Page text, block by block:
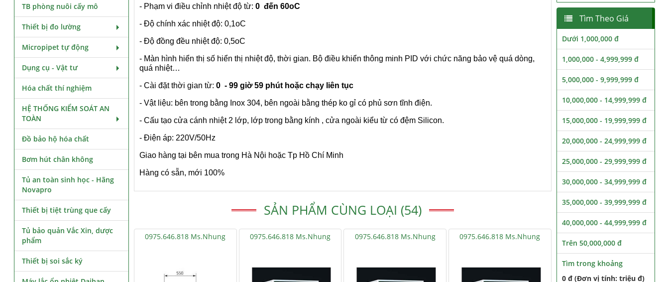
- Phạm vi điều chỉnh nhiệt độ từ: 0 đến 60oC
- Độ chính xác nhiệt độ: 0,1oC
- Độ đồng đều nhiệt độ: 0,5oC
- Màn hình hiển thị số hiển thị nhiệt độ, thời gian. Bộ điều khiển thông minh PID với chức năng bảo vệ quá dòng,
quá nhiệt…
- Cài đặt thời gian từ: 0 - 99 giờ 59 phút hoặc chạy liên tục
- Vật liệu: bên trong bằng Inox 304, bên ngoài bằng thép ko gỉ có phủ sơn tĩnh điện.
- Cấu tạo cửa cánh nhiệt 2 lớp, lớp trong bằng kính , cửa ngoài kiểu từ có đệm Silicon.
- Điện áp: 220V/50Hz
Giao hàng tại bên mua trong Hà Nội hoặc Tp Hồ Chí Minh
Hàng có sẵn, mới 100%
SẢN PHẨM CÙNG LOẠI (54)
0975.646.818 Ms.Nhung 0975.646.818 Ms.Nhung 0975.646.818 Ms.Nhung 0975.646.818 Ms.Nhung
TB phòng nuôi cấy mô
Thiết bị đo lường
Micropipet tự động
Dụng cụ - Vật tư
Hóa chất thí nghiệm
HỆ THỐNG KIỂM SOÁT AN
TOÀN
Đồ bảo hộ hóa chất
Bơm hút chân không
Tủ an toàn sinh học - Hãng
Novapro
Thiết bị tiệt trùng que cấy
Tủ bảo quản Vắc Xin, dược
phẩm
Thiết bị soi sắc ký
Tìm Theo Giá
Dưới 1,000,000 đ
1,000,000 - 4,999,999 đ
5,000,000 - 9,999,999 đ
10,000,000 - 14,999,999 đ
15,000,000 - 19,999,999 đ
20,000,000 - 24,999,999 đ
25,000,000 - 29,999,999 đ
30,000,000 - 34,999,999 đ
35,000,000 - 39,999,999 đ
40,000,000 - 44,999,999 đ
Trên 50,000,000 đ
Tìm trong khoảng
0 đ (Đơn vị tính: triệu đ)